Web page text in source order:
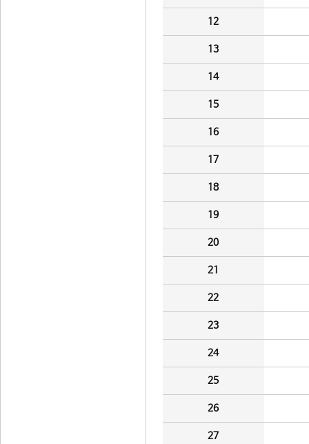
12
13
14
15
16
17
18
19
20
21
22
23
24
25
26
27